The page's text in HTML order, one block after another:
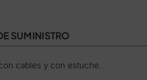
SUMINISTRO
cables y con estuche.